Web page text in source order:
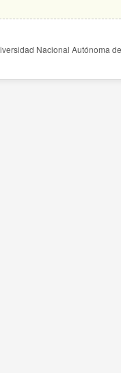
Nacional Autónoma